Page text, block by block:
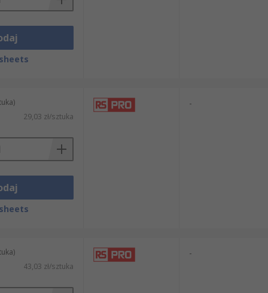
29,03 zł/sztuka
-
43,03 zł/sztuka
-